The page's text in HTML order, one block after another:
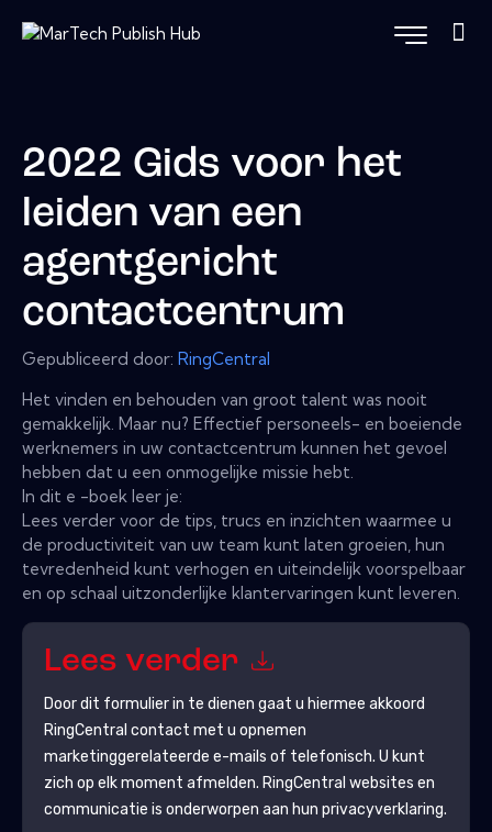
2022 Gids voor het
leiden van een
agentgericht
contactcentrum
Gepubliceerd door: RingCentral
Het vinden en behouden van groot talent was nooit
gemakkelijk. Maar nu? Effectief personeels- en boeiende
werknemers in uw contactcentrum kunnen het gevoel
hebben dat u een onmogelijke missie hebt.
In dit e -boek leer je:
Lees verder voor de tips, trucs en inzichten waarmee u
de productiviteit van uw team kunt laten groeien, hun
tevredenheid kunt verhogen en uiteindelijk voorspelbaar
en op schaal uitzonderlijke klantervaringen kunt leveren.
Lees verder
Door dit formulier in te dienen gaat u hiermee akkoord
RingCentral contact met u opnemen
marketinggerelateerde e-mails of telefonisch. U kunt
zich op elk moment afmelden. RingCentral websites en
communicatie is onderworpen aan hun privacyverklaring.